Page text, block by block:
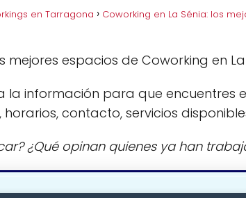
en Tarragona Coworking en La Sénia: los
mejores espacios de Coworking en La
la información para que encuentres
horarios, contacto, servicios
¿Qué opinan quienes ya han